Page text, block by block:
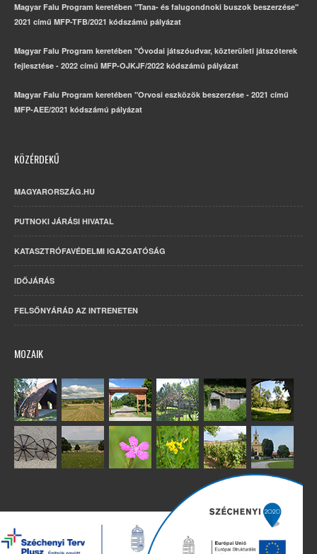
Magyar Falu Program keretében "Tana- és falugondnoki buszok beszerzése"
2021 című MFP-TFB/2021 kódszámú pályázat
Magyar Falu Program keretében "Óvodai játszóudvar, közterületi játszóterek
fejlesztése - 2022 című MFP-OJKJF/2022 kódszámú pályázat
Magyar Falu Program keretében "Orvosi eszközök beszerzése - 2021 című
MFP-AEE/2021 kódszámú pályázat
KÖZÉRDEKŰ
MAGYARORSZÁG.HU
PUTNOKI JÁRÁSI HIVATAL
KATASZTRÓFAVÉDELMI IGAZGATÓSÁG
IDŐJÁRÁS
FELSŐNYÁRÁD AZ INTRENETEN
MOZAIK
Copyright 2022. Minden jog fenntartva. – Készítette: